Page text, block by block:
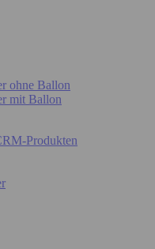
ohne Ballon
mit Ballon
Produkten